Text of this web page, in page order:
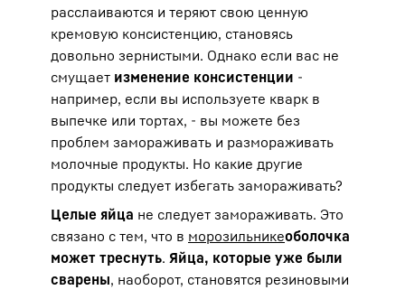
расслаиваются и теряют свою ценную
кремовую консистенцию, становясь
довольно зернистыми. Однако если вас не
смущает изменение консистенции -
например, если вы используете кварк в
выпечке или тортах, - вы можете без
проблем замораживать и размораживать
молочные продукты. Но какие другие
продукты следует избегать замораживать?
Целые яйца не следует замораживать. Это
связано с тем, что в морозильникеоболочка
может треснуть. Яйца, которые уже были
сварены, наоборот, становятся резиновыми